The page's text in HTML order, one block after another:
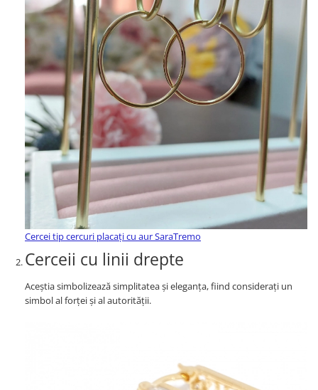
Cercei tip cercuri placați cu aur SaraTremo
Cerceii cu linii drepte
Aceștia simbolizează simplitatea și eleganța, fiind considerați un
simbol al forței și al autorității.